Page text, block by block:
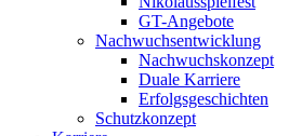
GT-Angebote
Nachwuchsentwicklung
Nachwuchskonzept
Duale Karriere
Erfolgsgeschichten
Schutzkonzept